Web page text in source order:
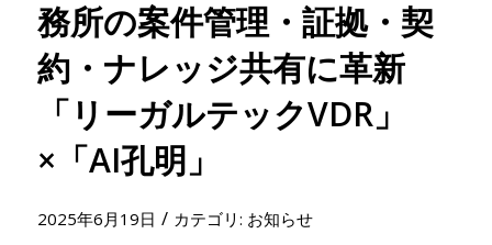
務所の案件管理・証拠・契
約・ナレッジ共有に革新
「リーガルテックVDR」
×「AI孔明」
2025年6月19日 / カテゴリ: お知らせ